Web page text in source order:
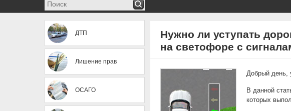
ДТП
Лишение прав
ОСАГО
Нужно ли уступать
на светофоре с
Добрый день,
В данной
которых